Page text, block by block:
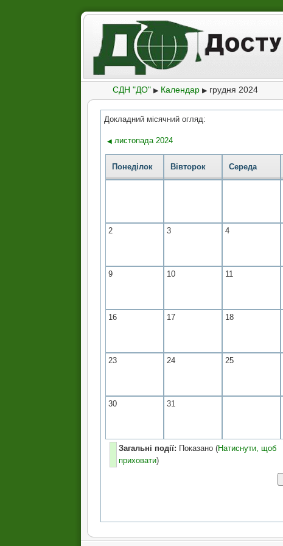
СДН "ДО" ▶ Календар ▶ грудня 2024
Докладний місячний огляд:
◀ листопада 2024
Понеділок Вівторок Середа
2 3 4
9 10 11
16 17 18
23 24 25
30 31
Загальні події: Показано (Натиснути, щоб
приховати)